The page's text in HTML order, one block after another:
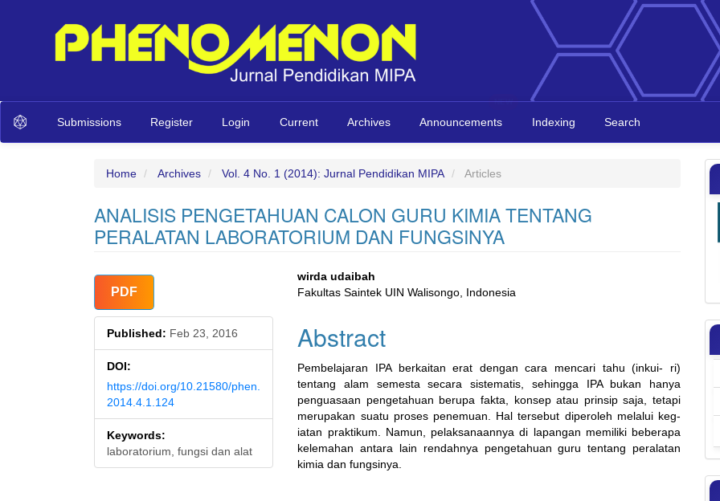
Navigation
Main
Submissions Register Login Current Archives Announcements Indexing Search
Home Archives Vol. 4 No. 1 (2014): Jurnal Pendidikan MIPA Articles
ANALISIS PENGETAHUAN CALON GURU KIMIA TENTANG
PERALATAN LABORATORIUM DAN FUNGSINYA
Article
Sidebar
PDF
Published: Feb 23, 2016
DOI:
https://doi.org/10.21580/phen.
2014.4.1.124
Keywords:
laboratorium, fungsi dan alat
Main
Content
wirda udaibah
Fakultas Saintek UIN Walisongo, Indonesia
Abstract
Pembelajaran IPA berkaitan erat dengan cara mencari tahu (inkui- ri)
tentang alam semesta secara sistematis, sehingga IPA bukan hanya
penguasaan pengetahuan berupa fakta, konsep atau prinsip saja, tetapi
merupakan suatu proses penemuan. Hal tersebut diperoleh melalui keg-
iatan praktikum. Namun, pelaksanaannya di lapangan memiliki beberapa
kelemahan antara lain rendahnya pengetahuan guru tentang peralatan
kimia dan fungsinya.